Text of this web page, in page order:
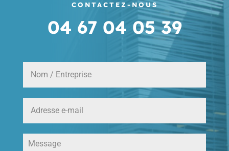
CONTACTEZ-NOUS
04 67 04 05 39